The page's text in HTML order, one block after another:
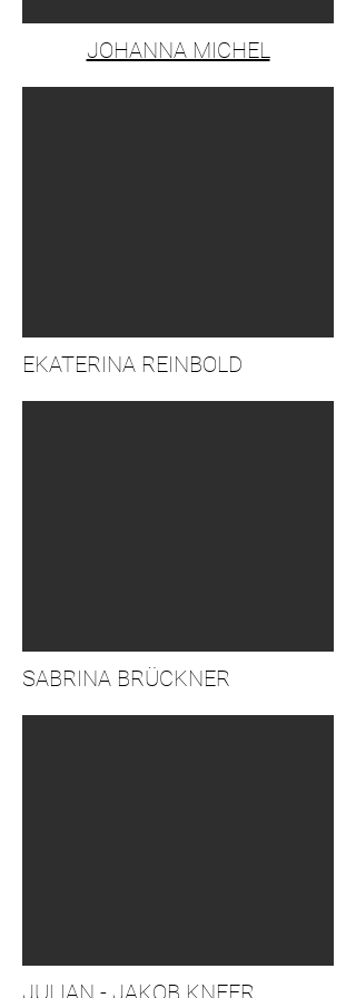
JOHANNA MICHEL
EKATERINA REINBOLD
SABRINA BRÜCKNER
JULIAN - JAKOB KNEER